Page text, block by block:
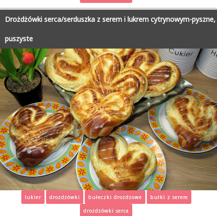
Drożdżówki serca/serduszka z serem i lukrem cytrynowym-pyszne,
puszyste
lukier drożdżówki bułeczki drożdżowe
bułki z serem
drożdżówki serca